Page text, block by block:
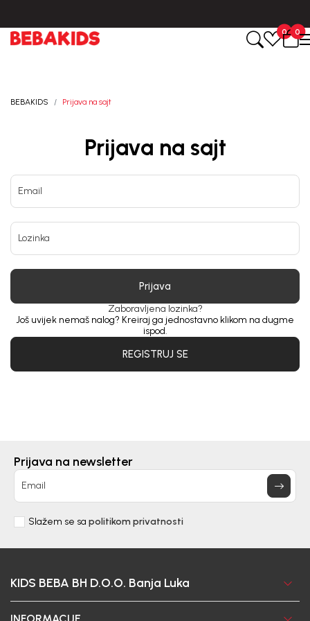
0
0
BEBAKIDS Prijava na sajt
Prijava na sajt
Email
Lozinka
Prijava
Zaboravljena lozinka?
Još uvijek nemaš nalog? Kreiraj ga jednostavno klikom na dugme
ispod.
REGISTRUJ SE
Prijava na newsletter
Email
Slažem se sa politikom privatnosti
KIDS BEBA BH D.O.O. Banja Luka